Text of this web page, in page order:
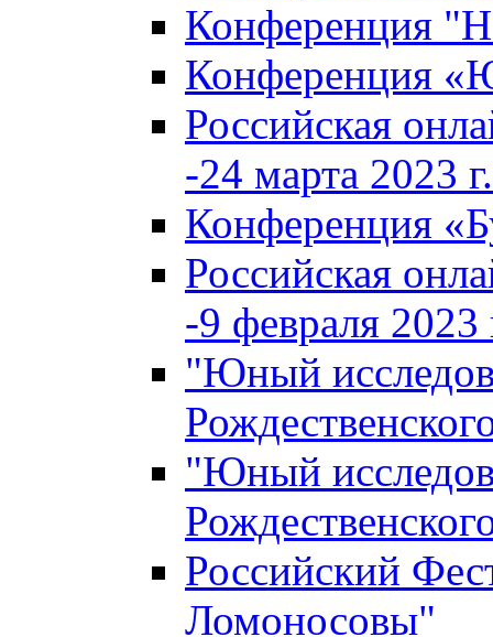
Конференция
Конференция
Российская
-24 марта 2023
Конференция
Российская
-9 февраля 2023
"Юный
"Юный
Российский
Ломоносовы"